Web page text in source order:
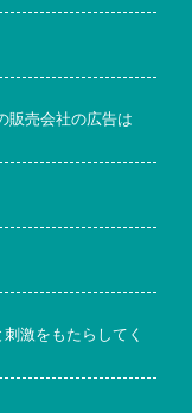
販売会社の広告は
激をもたらしてく